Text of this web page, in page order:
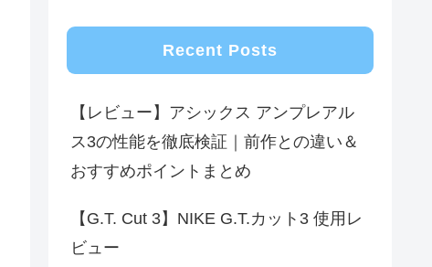
Recent Posts
【レビュー】アシックス アンプレアル
ス3の性能を徹底検証｜前作との違い＆
おすすめポイントまとめ
【G.T. Cut 3】NIKE G.T.カット3 使用レ
ビュー